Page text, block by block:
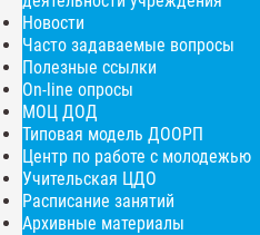
Новости
Часто задаваемые вопросы
Полезные ссылки
On-line опросы
МОЦ ДОД
Типовая модель ДООРП
Центр по работе с молодежью
Учительская ЦДО
Расписание занятий
Архивные материалы